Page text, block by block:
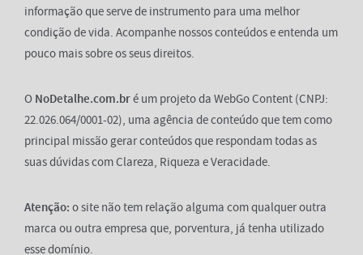
informação que serve de instrumento para uma melhor
condição de vida. Acompanhe nossos conteúdos e entenda um
pouco mais sobre os seus direitos.
O NoDetalhe.com.bré um projeto da WebGo Content (CNPJ:
22.026.064/0001-02), uma agência de conteúdo que tem como
principal missão gerar conteúdos que respondam todas as
suas dúvidas com Clareza, Riqueza e Veracidade.
Atenção: o site não tem relação alguma com qualquer outra
marca ou outra empresa que, porventura, já tenha utilizado
esse domínio.